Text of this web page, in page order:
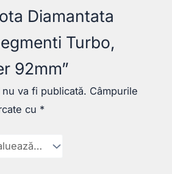
Diamantata
Turbo,
92mm”
va fi publicată. Câmpurile
cu *